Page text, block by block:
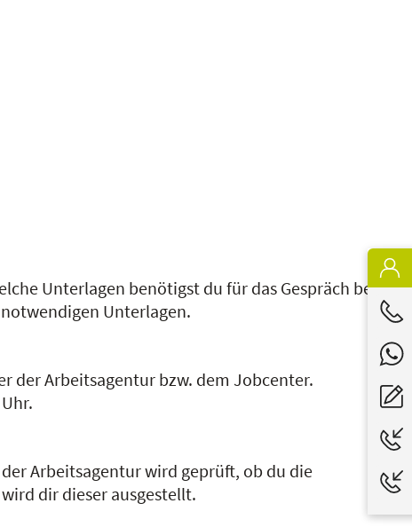
Unterlagen benötigst du für das Gespräch bei
Unterlagen.
der Arbeitsagentur bzw. dem Jobcenter.
Arbeitsagentur wird geprüft, ob du die
dir dieser ausgestellt.